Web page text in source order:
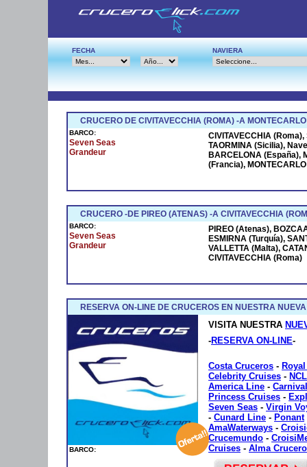
FECHA NAVIERA
CRUCERO DE CIVITAVECCHIA (ROMA) -A
BARCO:
Seven Seas
Grandeur
CIVITAVECCHIA
TAORMINA (Sicilia),
BARCELONA (España),
(Francia),
CRUCERO -DE PIREO (ATENAS) -A CIVITAVECCHIA
BARCO:
Seven Seas
Grandeur
PIREO (Atenas),
ESMIRNA (Turquía),
VALLETTA (Malta),
CIVITAVECCHIA (Roma)
RESERVA ON-LINE DE CRUCEROS EN NUESTRA
BARCO:
VISITA NUESTRA
-RESERVA ON-LINE-
Costa Cruceros -
Celebrity Cruises - NCL
America Line -
Princess Cruises -
Seven Seas - Virgin
- Cunard Line - Ponant
AmaWaterways -
Crucemundo -
Cruises - Alma